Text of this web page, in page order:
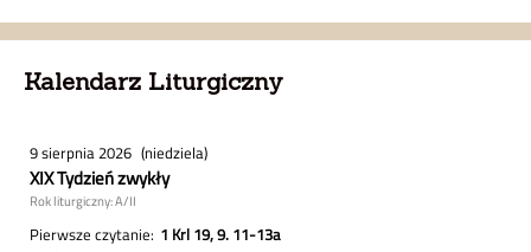
Kalendarz Liturgiczny